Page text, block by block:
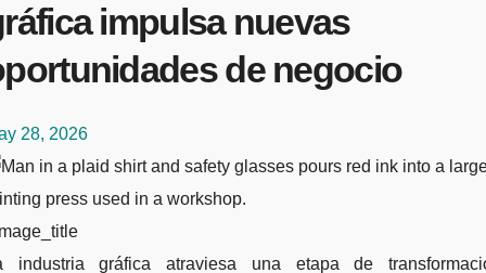
impulsa nuevas
de negocio
28, 2026